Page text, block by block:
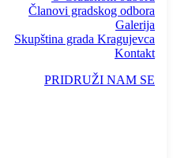
Članovi gradskog odbora
Galerija
Skupština grada Kragujevca
Kontakt
PRIDRUŽI NAM SE